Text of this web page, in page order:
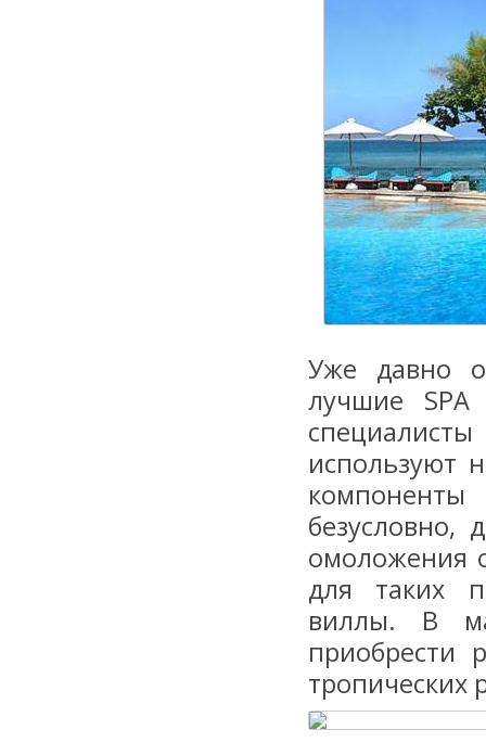
Уже давно
лучшие
используют
безусловно,
омоложения
для таких
виллы. В
приобрести
тропических